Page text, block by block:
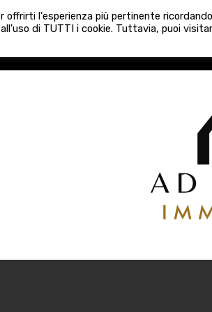
AGENZIA NUOVE COSTRUZIONI
offrirti l'esperienza più pertinente
di TUTTI i cookie. Tuttavia, puoi